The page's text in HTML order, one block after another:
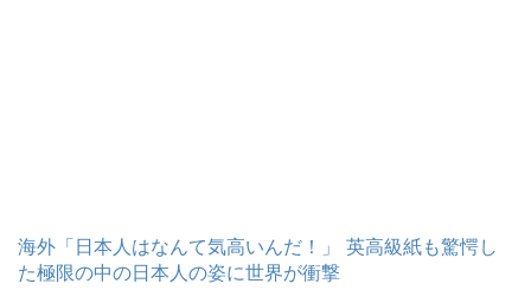
海外「日本人はなんて気高いんだ！」 英高級紙も驚愕し
た極限の中の日本人の姿に世界が衝撃